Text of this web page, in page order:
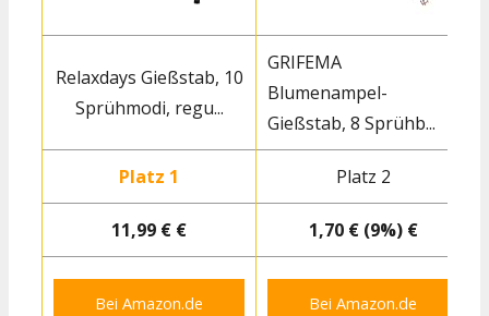
Relaxdays Gießstab, 10
Sprühmodi, regu...
GRIFEMA
Blumenampel-
Gießstab, 8 Sprühb...
Platz 1 Platz 2
11,99 € € 1,70 € (9%) €
Bei Amazon.de
Bei Amazon.de